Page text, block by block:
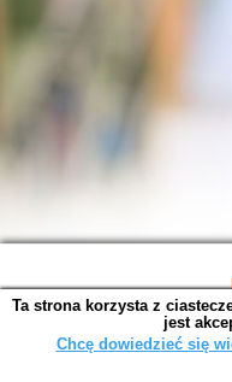
SOWA
Ta strona korzysta z
jest
Chcę dowiedzieć się